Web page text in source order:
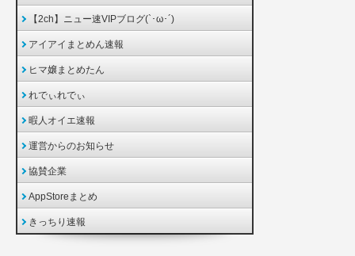
【2ch】ニュー速VIPブログ(`･ω･´)
アイアイまとめん速報
ヒマ嬢まとめたん
れでぃれでぃ
暇人オイエ速報
運営からのお知らせ
協賛企業
AppStoreまとめ
きっちり速報